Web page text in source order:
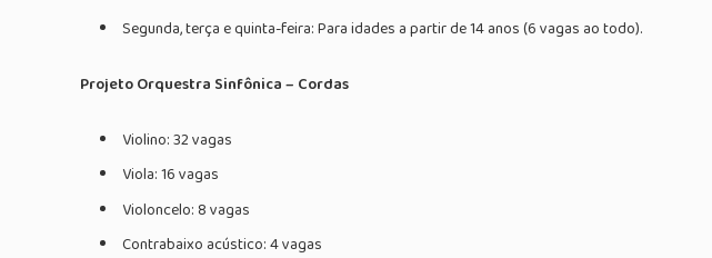
Segunda, terça e quinta-feira: Para idades a partir de 14 anos (6 vagas ao todo).
Projeto Orquestra Sinfônica – Cordas
Violino: 32 vagas
Viola: 16 vagas
Violoncelo: 8 vagas
Contrabaixo acústico: 4 vagas